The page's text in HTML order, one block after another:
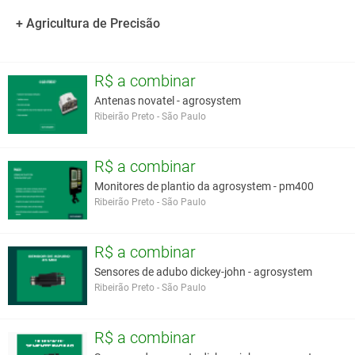
- Facilidade de operação.
- Maior produtividade dos grãos.
- Apto a monitorar semente e adubo em todas as culturas.
Você assume toda a responsabilidade pela cotação deste item. Você acha que
este anúncio é contra a política de Agroads?
+ Agricultura de Precisão
R$ a combinar
Antenas novatel - agrosystem
Ribeirão Preto - São Paulo
R$ a combinar
Monitores de plantio da agrosystem - pm400
Ribeirão Preto - São Paulo
R$ a combinar
Sensores de adubo dickey-john - agrosystem
Ribeirão Preto - São Paulo
R$ a combinar